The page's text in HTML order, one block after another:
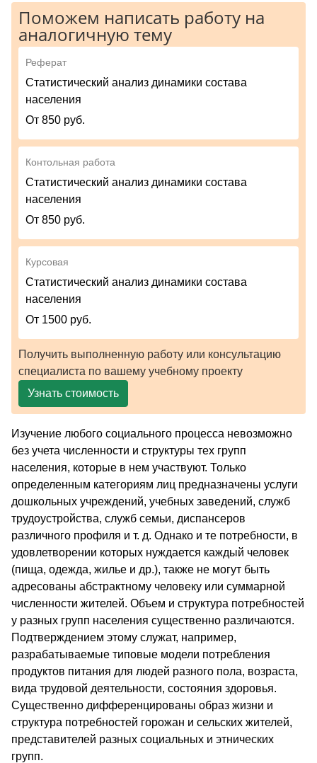
Поможем написать работу на
аналогичную тему
Реферат
Статистический анализ динамики состава
населения
От 850 руб.
Контольная работа
Статистический анализ динамики состава
населения
От 850 руб.
Курсовая
Статистический анализ динамики состава
населения
От 1500 руб.
Получить выполненную работу или консультацию
специалиста по вашему учебному проекту
Узнать стоимость
Изучение любого социального процесса невозможно
без учета численности и структуры тех групп
населения, которые в нем участвуют. Только
определенным категориям лиц предназначены услуги
дошкольных учреждений, учебных заведений, служб
трудоустройства, служб семьи, диспансеров
различного профиля и т. д. Однако и те потребности, в
удовлетворении которых нуждается каждый человек
(пища, одежда, жилье и др.), также не могут быть
адресованы абстрактному человеку или суммарной
численности жителей. Объем и структура потребностей
у разных групп населения существенно различаются.
Подтверждением этому служат, например,
разрабатываемые типовые модели потребления
продуктов питания для людей разного пола, возраста,
вида трудовой деятельности, состояния здоровья.
Существенно дифференцированы образ жизни и
структура потребностей горожан и сельских жителей,
представителей разных социальных и этнических
групп.